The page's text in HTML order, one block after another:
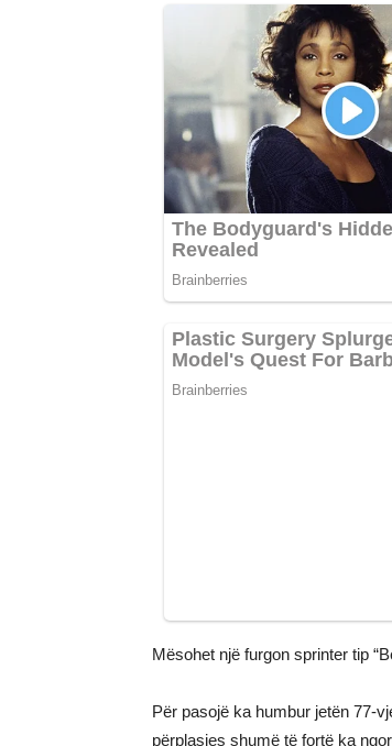
Mësohet një furgon sprinter tip
Për pasojë ka humbur jetën 77-
përplasjes shumë të fortë ka